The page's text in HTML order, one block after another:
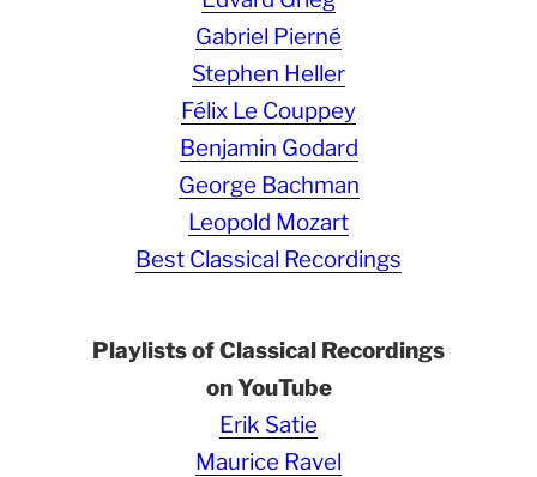
Gabriel Pierné
Stephen Heller
Félix Le Couppey
Benjamin Godard
George Bachman
Leopold Mozart
Best Classical Recordings
Playlists of Classical Recordings
on YouTube
Erik Satie
Maurice Ravel